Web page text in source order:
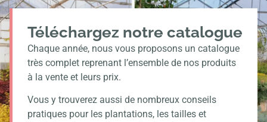
Téléchargez notre catalogue
Chaque année, nous vous proposons un catalogue
très complet reprenant l’ensemble de nos produits
à la vente et leurs prix.
Vous y trouverez aussi de nombreux conseils
pratiques pour les plantations, les tailles et